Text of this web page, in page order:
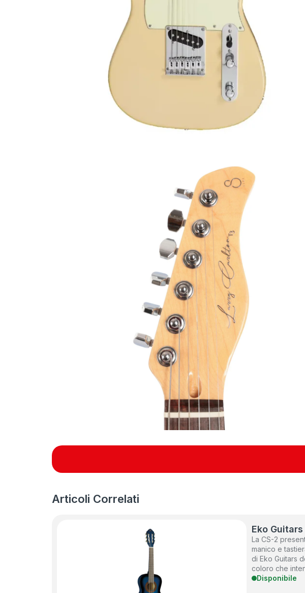
Articoli Correlati
Eko
La CS-2
manico e
di Eko Guitars
coloro che
Disponibile